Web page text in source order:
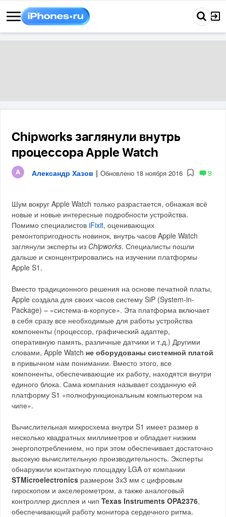
Chipworks заглянули внутрь
процессора Apple Watch
Александр Хазов | Обновлено 18 ноября 2016 9
Шум вокруг Apple Watch только разрастается, обнажая всё
новые и новые интересные подробности устройства.
Помимо специалистовiFixit, оценивающих
ремонтопригодность новинок, внутрь часов Apple Watch
заглянули эксперты из Chipworks. Специалисты пошли
дальше и сконцентрировались на изучении платформы
Apple S1.
Вместо традиционного решения на основе печатной платы,
Apple создала для своих часов систему SiP (System-in-
Package) – «система-в-корпусе». Эта платформа включает
в себя сразу все необходимые для работы устройства
компоненты (процессор, графический адаптер,
оперативную память, различные датчики и т.д.) Другими
словами, Apple Watch не оборудованы системной платой
в привычном нам понимании. Вместо этого, все
компоненты, обеспечивающие их работу, находятся внутри
единого блока. Сама компания называет созданную ей
платформу S1 «полнофункциональным компьютером на
чипе».
Вычислительная микросхема внутри S1 имеет размер в
несколько квадратных миллиметров и обладает низким
энергопотреблением, но при этом обеспечивает достаточно
высокую вычислительную производительность. Эксперты
обнаружили контактную площадку LGA от компании
STMicroelectronics размером 3х3 мм с цифровым
гироскопом и акселерометром, а также аналоговый
контроллер дисплея и чипTexas Instruments OPA2376,
обеспечивающий работу монитора сердечного ритма.